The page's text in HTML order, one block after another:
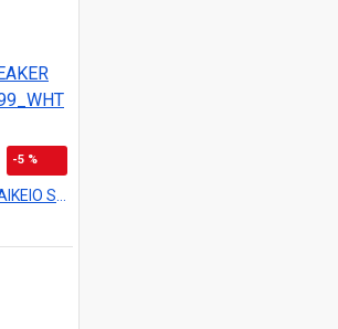
-5 %
SKECHERS ΓΥΝΑΙΚΕΙΟ SNEAKER Durabuck 177799_WHT ΛΕΥΚΟ